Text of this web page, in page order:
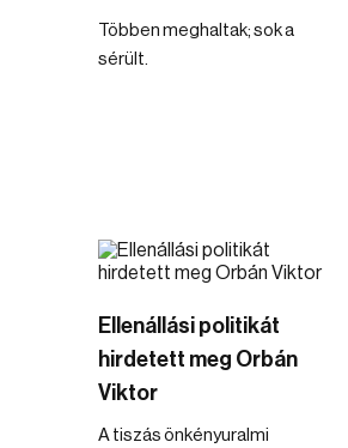
Többen meghaltak; sok a
sérült.
Ellenállási politikát
hirdetett meg Orbán
Viktor
A tiszás önkényuralmi